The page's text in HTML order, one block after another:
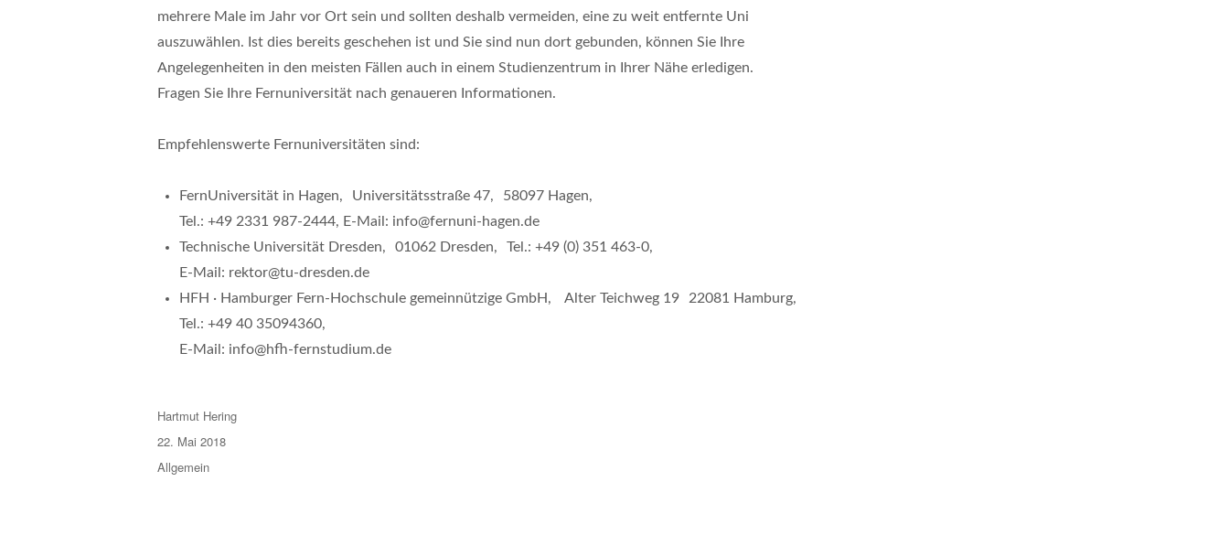
mehrere Male im Jahr vor Ort sein und sollten deshalb vermeiden, eine zu weit entfernte Uni
auszuwählen. Ist dies bereits geschehen ist und Sie sind nun dort gebunden, können Sie Ihre
Angelegenheiten in den meisten Fällen auch in einem Studienzentrum in Ihrer Nähe erledigen.
Fragen Sie Ihre Fernuniversität nach genaueren Informationen.
Empfehlenswerte Fernuniversitäten sind:
FernUniversität in Hagen, Universitätsstraße 47, 58097 Hagen,
Tel.: +49 2331 987-2444, E-Mail: info@fernuni-hagen.de
Technische Universität Dresden, 01062 Dresden, Tel.: +49 (0) 351 463-0,
E-Mail: rektor@tu-dresden.de
HFH · Hamburger Fern-Hochschule gemeinnützige GmbH, Alter Teichweg 19 22081 Hamburg,
Tel.: +49 40 35094360,
E-Mail: info@hfh-fernstudium.de
Autor
Hartmut Hering
Veröffentlicht
am
22. Mai 2018
Kategorien
Allgemein